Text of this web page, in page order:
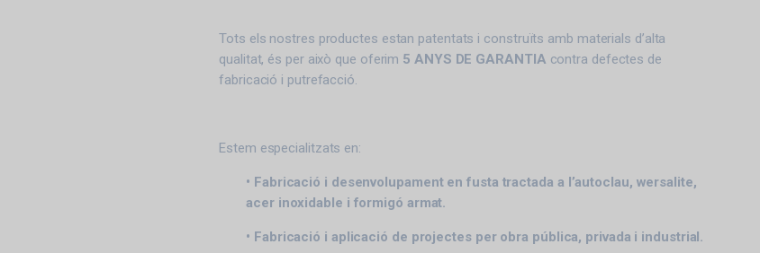
Tots els nostres productes estan patentats i construïts amb materials d’alta
qualitat, és per això que oferim 5 ANYS DE GARANTIA contra defectes de
fabricació i putrefacció.
Estem especialitzats en:
• Fabricació i desenvolupament en fusta tractada a l’autoclau, wersalite,
acer inoxidable i formigó armat.
• Fabricació i aplicació de projectes per obra pública, privada i industrial.